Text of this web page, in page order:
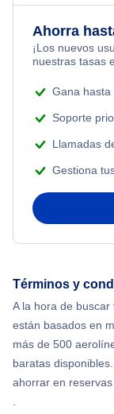
Flights Under
Flights Under $99
Flights Under
Flights from
Flights from
Flights from
Flights from
Flights from
Flights from
Honeymoon
Romantic
Adventure
Ahorra
¡Los nuevos
nuestras tasas
Gana hasta
Soporte
Llamadas
Gestiona
Términos y
A la hora de
están basados en
más de 500
baratas
ahorrar en
.